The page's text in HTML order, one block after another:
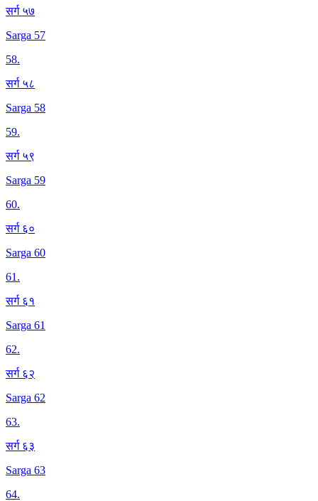
सर्ग ५७
Sarga 57
58.
सर्ग ५८
Sarga 58
59.
सर्ग ५९
Sarga 59
60.
सर्ग ६०
Sarga 60
61.
सर्ग ६१
Sarga 61
62.
सर्ग ६२
Sarga 62
63.
सर्ग ६३
Sarga 63
64.